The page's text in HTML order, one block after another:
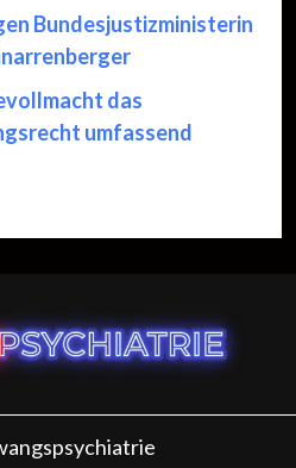
Bundesjustizministerin
das
umfassend